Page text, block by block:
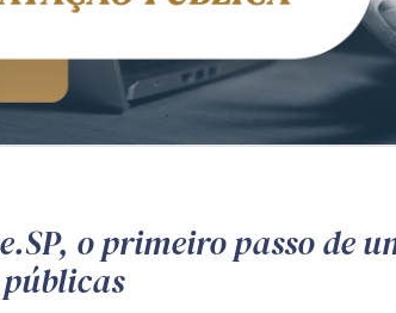
o primeiro passo de